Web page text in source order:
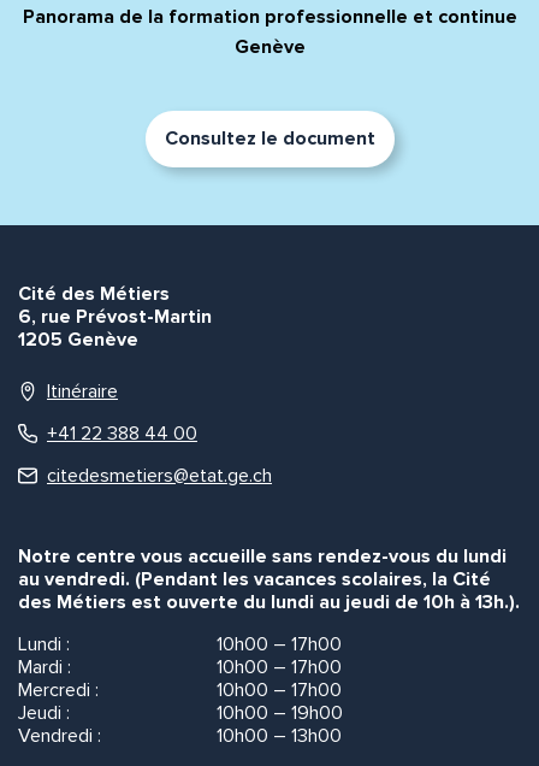
Panorama de la formation professionnelle et continue
Genève
Consultez le document
Cité des Métiers
6, rue Prévost-Martin
1205 Genève
Itinéraire
+41 22 388 44 00
citedesmetiers@etat.ge.ch
Notre centre vous accueille sans rendez-vous du lundi
au vendredi. (Pendant les vacances scolaires, la Cité
des Métiers est ouverte du lundi au jeudi de 10h à 13h.).
Lundi :
10h00 – 17h00
Mardi :
10h00 – 17h00
Mercredi :
10h00 – 17h00
Jeudi :
10h00 – 19h00
Vendredi :
10h00 – 13h00